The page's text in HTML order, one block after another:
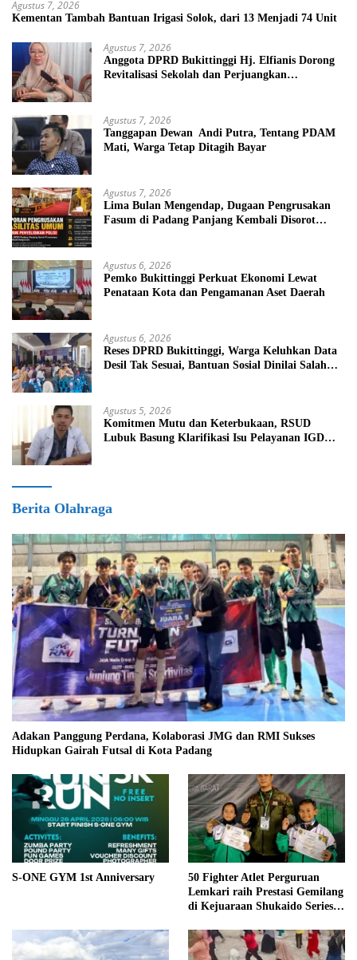
Agustus 7, 2026
Kementan Tambah Bantuan Irigasi Solok, dari 13 Menjadi 74 Unit
Agustus 7, 2026
Anggota DPRD Bukittinggi Hj. Elfianis Dorong
Revitalisasi Sekolah dan Perjuangkan
Agustus 7, 2026
Tanggapan Dewan Andi Putra, Tentang PDAM
Mati, Warga Tetap Ditagih Bayar
Agustus 7, 2026
Lima Bulan Mengendap, Dugaan Pengrusakan
Fasum di Padang Panjang Kembali Disorot
Agustus 6, 2026
Pemko Bukittinggi Perkuat Ekonomi Lewat
Penataan Kota dan Pengamanan Aset Daerah
Agustus 6, 2026
Reses DPRD Bukittinggi, Warga Keluhkan Data
Desil Tak Sesuai, Bantuan Sosial Dinilai Salah
Agustus 5, 2026
Komitmen Mutu dan Keterbukaan, RSUD
Lubuk Basung Klarifikasi Isu Pelayanan IGD
Berita Olahraga
Adakan Panggung Perdana, Kolaborasi JMG dan RMI Sukses
Hidupkan Gairah Futsal di Kota Padang
S-ONE GYM 1st Anniversary
50 Fighter Atlet Perguruan
Lemkari raih Prestasi Gemilang
di Kejuaraan Shukaido Series 1